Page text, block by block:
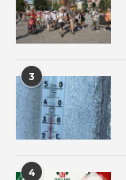
3
4